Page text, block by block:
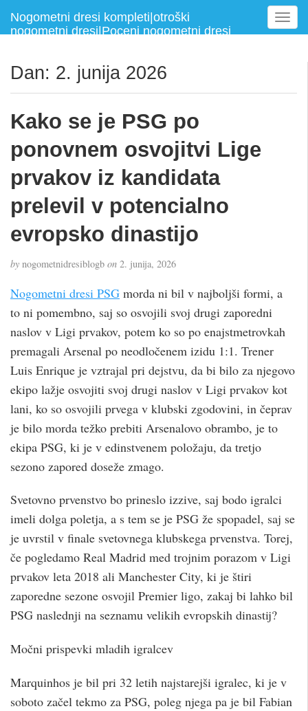
Nogometni dresi kompleti|otroški
nogometni dresi|Poceni nogometni dresi
T
o
e
Dan: 2. junija 2026
Kako se je PSG po
ponovnem osvojitvi Lige
prvakov iz kandidata
prelevil v potencialno
evropsko dinastijo
by nogometnidresiblogb on 2. junija, 2026
Nogometni dresi PSG morda ni bil v najboljši formi, a
to ni pomembno, saj so osvojili svoj drugi zaporedni
naslov v Ligi prvakov, potem ko so po enajstmetrovkah
premagali Arsenal po neodločenem izidu 1:1. Trener
Luis Enrique je vztrajal pri dejstvu, da bi bilo za njegovo
ekipo lažje osvojiti svoj drugi naslov v Ligi prvakov kot
lani, ko so osvojili prvega v klubski zgodovini, in čeprav
je bilo morda težko prebiti Arsenalovo obrambo, je to
ekipa PSG, ki je v edinstvenem položaju, da tretjo
sezono zapored doseže zmago.
Svetovno prvenstvo bo prineslo izzive, saj bodo igralci
imeli dolga poletja, a s tem se je PSG že spopadel, saj se
je uvrstil v finale svetovnega klubskega prvenstva. Torej,
če pogledamo Real Madrid med trojnim porazom v Ligi
prvakov leta 2018 ali Manchester City, ki je štiri
zaporedne sezone osvojil Premier ligo, zakaj bi lahko bil
PSG naslednji na seznamu velikih evropskih dinastij?
Močni prispevki mladih igralcev
Marquinhos je bil pri 32 letih najstarejši igralec, ki je v
soboto začel tekmo za PSG, poleg njega pa je bil Fabian